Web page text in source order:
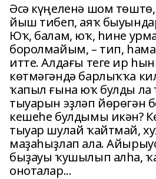
Әсә күңеленә шом
йыш тибеп, аяҡ
Юҡ, балам, юҡ, һине
боролмайым, – тип,
итте. Алдағы теге ир
көтмәгәндә барлыҡҡа
ҡапыл ғына юҡ булды ла
тыуарын эҙләп йөрөгән
кешеһе булдымы икән?
тыуар шулай ҡайтмай,
маҙаһыҙлап ала.
быҙауы ҡушылып алһа,
оноталар...